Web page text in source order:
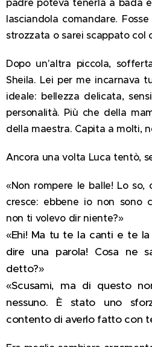
padre poteva tenerla a bada
lasciandola comandare.
strozzata o sarei scappato col
Dopo un'altra piccola,
Sheila. Lei per me incarnava
ideale: bellezza delicata,
personalità. Più che della
della maestra. Capita a molti,
Ancora una volta Luca tentò,
«Non rompere le balle! Lo
cresce: ebbene io non sono
non ti volevo dir niente?»
«Ehi! Ma tu te la canti e te
dire una parola! Cosa ne
detto?»
«Scusami, ma di questo
nessuno. È stato uno
contento di averlo fatto con